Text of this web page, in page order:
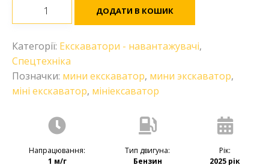
Captok
CK13
кількість
ДОДАТИ В КОШИК
Категорії: Екскаватори - навантажувачі,
Спецтехніка
Позначки: мини екскаватор, мини экскаватор,
міні екскаватор, мініексаватор
Напрацювання:
1 м/г
Тип двигуна:
Бензин
Рік:
2025 рік